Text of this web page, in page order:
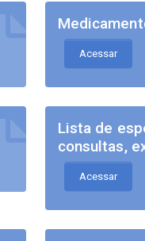
Acessar
Lista de
consultas,
Acessar